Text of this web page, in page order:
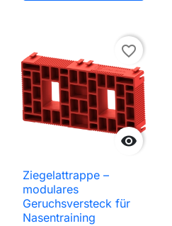

favorite_border
Ziegelattrappe –
modulares
Geruchsversteck für
Nasentraining